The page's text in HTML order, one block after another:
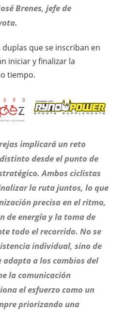
Brenes, jefe de
que se inscriban en
iniciar y finalizar la
tiempo.
implicará un reto
desde el punto de
Ambos ciclistas
la ruta juntos, lo que
precisa en el ritmo,
de energía y la toma de
todo el recorrido. No se
individual, sino de
adapta a los cambios del
la comunicación
el esfuerzo como un
priorizando una